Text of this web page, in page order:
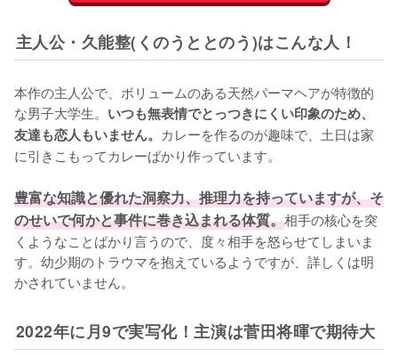
主人公・久能整(くのうととのう)はこんな人！
本作の主人公で、ボリュームのある天然パーマヘアが特徴的
な男子大学生。 いつも無表情でとっつきにくい印象のため、
友達も恋人もいません。 カレーを作るのが趣味で、土日は家
に引きこもってカレーばかり作っています。
豊富な知識と優れた洞察力、推理力を持っていますが、そ
のせいで何かと事件に巻き込まれる体質。相手の核心を突
くようなことばかり言うので、度々相手を怒らせてしまいま
す。幼少期のトラウマを抱えているようですが、詳しくは明
かされていません。
2022年に月9で実写化！主演は菅田将暉で期待大